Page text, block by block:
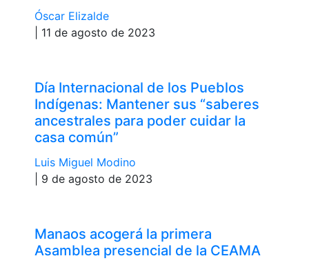
Óscar Elizalde
| 11 de agosto de 2023
Día Internacional de los Pueblos
Indígenas: Mantener sus “saberes
ancestrales para poder cuidar la
casa común”
Luis Miguel Modino
| 9 de agosto de 2023
Manaos acogerá la primera
Asamblea presencial de la CEAMA